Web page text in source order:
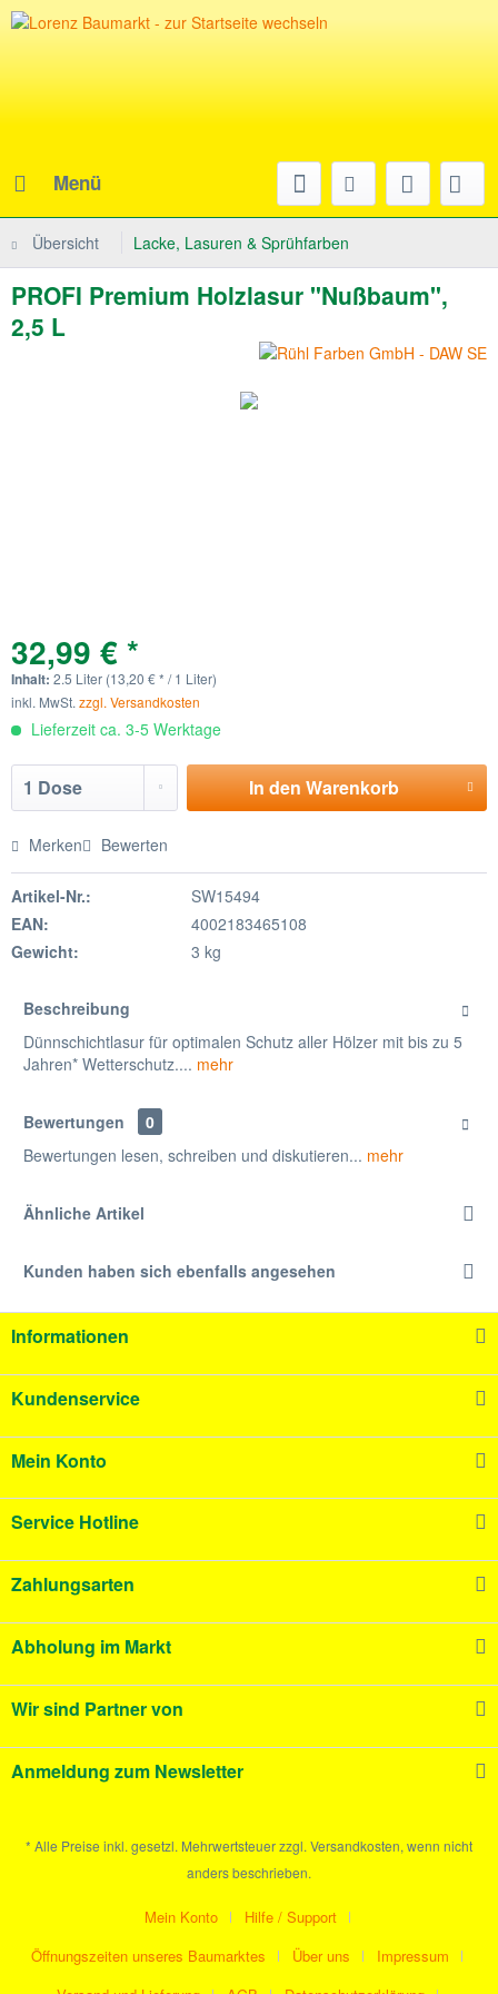
Menü
Übersicht Lacke, Lasuren & Sprühfarben
PROFI Premium Holzlasur "Nußbaum",
2,5 L
32,99 € *
Inhalt: 2.5 Liter (13,20 € * / 1 Liter)
inkl. MwSt. zzgl. Versandkosten
Lieferzeit ca. 3-5 Werktage
In denWarenkorb
Merken Bewerten
Artikel-Nr.:
SW15494
EAN:
4002183465108
Gewicht:
3 kg
Beschreibung
Dünnschichtlasur für optimalen Schutz aller Hölzer mit bis zu 5
Jahren* Wetterschutz.... mehr
Bewertungen
0
Bewertungen lesen, schreiben und diskutieren... mehr
Ähnliche Artikel
Kunden haben sich ebenfalls angesehen
Informationen
Kundenservice
Mein Konto
Service Hotline
Zahlungsarten
Abholung im Markt
Wir sind Partner von
Anmeldung zum Newsletter
* Alle Preise inkl. gesetzl. Mehrwertsteuer zzgl. Versandkosten, wenn nicht
anders beschrieben.
Mein Konto
Hilfe / Support
Öffnungszeiten unseres Baumarktes
Über uns
Impressum